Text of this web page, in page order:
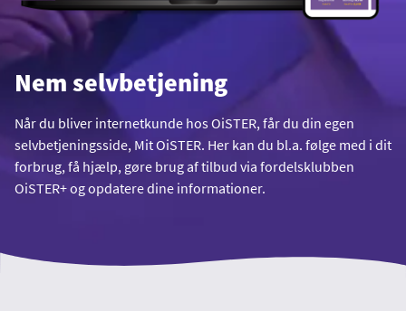
Nem selvbetjening
Når du bliver internetkunde hos OiSTER, får du din egen
selvbetjeningsside, Mit OiSTER. Her kan du bl.a. følge med i dit
forbrug, få hjælp, gøre brug af tilbud via fordelsklubben
OiSTER+ og opdatere dine informationer.